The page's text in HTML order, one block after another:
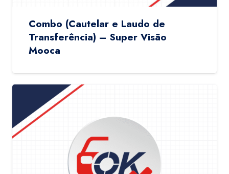
Combo (Cautelar e Laudo de
Transferência) – Super Visão
Mooca